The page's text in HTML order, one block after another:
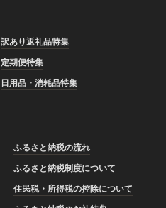
訳あり返礼品特集
定期便特集
日用品・消耗品特集
ふるさと納税の流れ
ふるさと納税制度について
住民税・所得税の控除について